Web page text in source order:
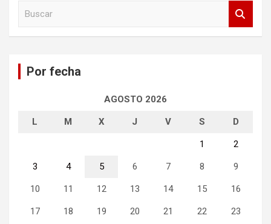
Por fecha
AGOSTO 2026
L M X J V S D
1 2
3 4 5 6 7 8 9
10 11 12 13 14 15 16
17 18 19 20 21 22 23